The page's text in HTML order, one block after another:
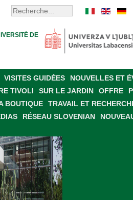
DE
VISITES GUIDÉES
NOUVELLES ET
TIVOLI SUR LE JARDIN OFFRE
BOUTIQUE
TRAVAIL ET
RÉSEAU SLOVENIAN